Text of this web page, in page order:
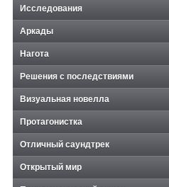
Исследования
Аркады
Нагота
Решения с последствиями
Визуальная новелла
Протагонистка
Отличный саундтрек
Открытый мир